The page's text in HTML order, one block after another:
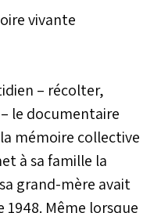
vivante
– récolter,
le documentaire
mémoire collective
à sa famille la
grand-mère avait
Même lorsque